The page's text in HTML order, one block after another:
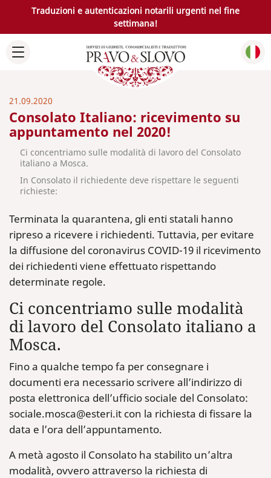
Traduzioni e autenticazioni notarili urgenti nel fine
settimana!
21.09.2020
Consolato Italiano: ricevimento su
appuntamento nel 2020!
Ci concentriamo sulle modalità di lavoro del Consolato
italiano a Mosca.
In Consolato il richiedente deve rispettare le seguenti
richieste:
Terminata la quarantena, gli enti statali hanno
ripreso a ricevere i richiedenti. Tuttavia, per evitare
la diffusione del coronavirus COVID-19 il ricevimento
dei richiedenti viene effettuato rispettando
determinate regole.
Ci concentriamo sulle modalità
di lavoro del Consolato italiano a
Mosca.
Fino a qualche tempo fa per consegnare i
documenti era necessario scrivere all’indirizzo di
posta elettronica dell’ufficio sociale del Consolato:
sociale.mosca@esteri.it con la richiesta di fissare la
data e l’ora dell’appuntamento.
A metà agosto il Consolato ha stabilito un’altra
modalità, ovvero attraverso la richiesta di